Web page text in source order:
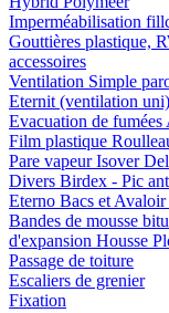
Imperméabilisation
Gouttières plastique,
accessoires
Ventilation Simple
Eternit (ventilation uni)
Evacuation de fumées
Film plastique
Pare vapeurIsover
Divers Birdex - Pic
Eterno Bacs et
Bandes de mousse
d'expansion Housse
Passage de toiture
Escaliers de grenier
Fixation